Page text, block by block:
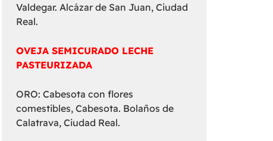
Valdegar. Alcázar de San Juan, Ciudad
Real.
OVEJA SEMICURADO LECHE
PASTEURIZADA
ORO: Cabesota con flores
comestibles, Cabesota. Bolaños de
Calatrava, Ciudad Real.